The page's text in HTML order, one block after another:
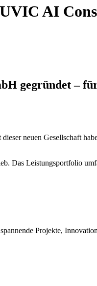
AI
gegründet –
neuen Gesellschaft
Das Leistungsportfolio
Projekte,